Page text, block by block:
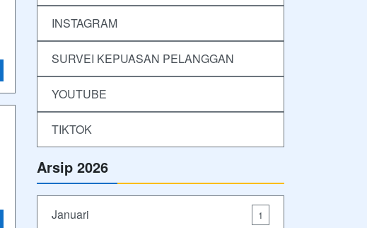
INSTAGRAM
SURVEI KEPUASAN PELANGGAN
YOUTUBE
TIKTOK
Arsip 2026
Januari 1